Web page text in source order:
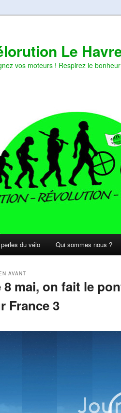
Le
vos moteurs ! Respirez le
du vélo Qui sommes nous ?
8 mai, on fait le
France 3
AVANT